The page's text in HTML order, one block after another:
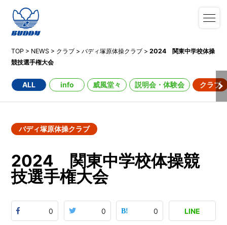
TOP > NEWS > クラブ >バディ塚原体操クラブ >2024 関東中学校体操
競技選手権大会
ALL info 威風堂々 説明会・体験会 クラブ
バディ塚原体操クラブ
2024 関東中学校体操競
技選手権大会
0 0 0 LINE